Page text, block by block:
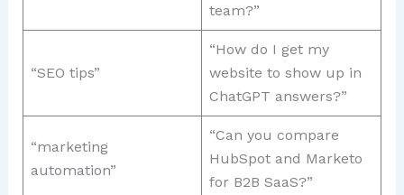
team?”
“SEO tips”
“How do I get my
website to show up in
ChatGPT answers?”
“marketing
automation”
“Can you compare
HubSpot and Marketo
for B2B SaaS?”